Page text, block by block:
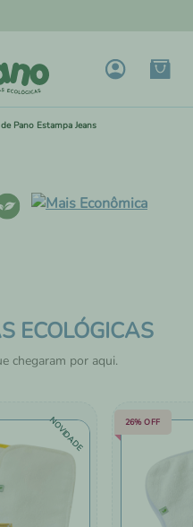
Pano Estampa Jeans
ECOLÓGICAS
chegaram por aqui.
NOVIDADE 26% OFF